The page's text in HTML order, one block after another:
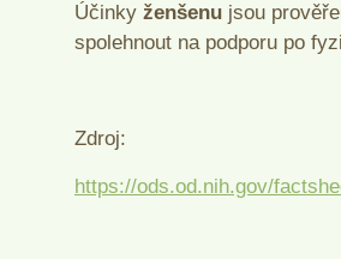
Účinky ženšenu jsou
spolehnout na podporu po
Zdroj:
https://ods.od.nih.gov/